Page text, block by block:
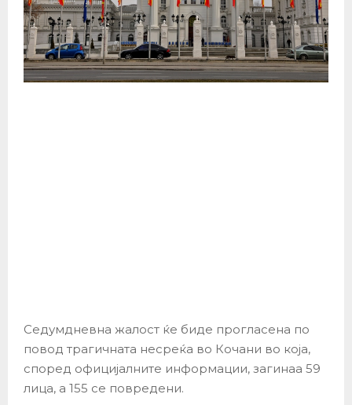
Седумдневна жалост ќе биде прогласена по
повод трагичната несреќа во Кочани во која,
според официјалните информации, загинаа 59
лица, а 155 се повредени.